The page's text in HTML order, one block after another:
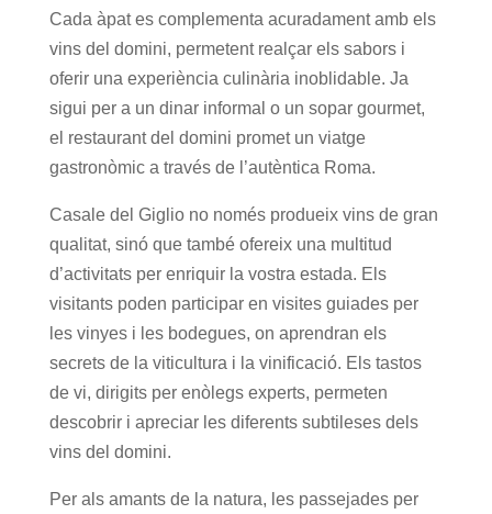
Cada àpat es complementa acuradament amb els
vins del domini, permetent realçar els sabors i
oferir una experiència culinària inoblidable. Ja
sigui per a un dinar informal o un sopar gourmet,
el restaurant del domini promet un viatge
gastronòmic a través de l’autèntica Roma.
Casale del Giglio no només produeix vins de gran
qualitat, sinó que també ofereix una multitud
d’activitats per enriquir la vostra estada. Els
visitants poden participar en visites guiades per
les vinyes i les bodegues, on aprendran els
secrets de la viticultura i la vinificació. Els tastos
de vi, dirigits per enòlegs experts, permeten
descobrir i apreciar les diferents subtileses dels
vins del domini.
Per als amants de la natura, les passejades per